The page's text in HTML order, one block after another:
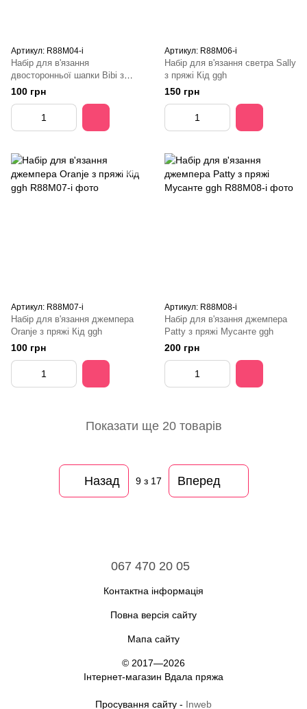
Артикул: R88M04-і
Набір для в'язання
двосторонньої шапки Bibi з
пряжі Лейсі ggh
100 грн
Артикул: R88M06-і
Набір для в'язання светра Sally
з пряжі Кід ggh
150 грн
Артикул: R88M07-і
Набір для в'язання джемпера
Oranje з пряжі Кід ggh
100 грн
Артикул: R88M08-і
Набір для в'язання джемпера
Patty з пряжі Мусанте ggh
200 грн
Показати ще 20 товарів
Назад 9з 17 Вперед
067 470 20 05
Контактна інформація
Повна версія сайту
Мапа сайту
© 2017—2026
Інтернет-магазин Вдала пряжа
Просування сайту - Inweb